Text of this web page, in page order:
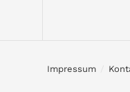
Impressum